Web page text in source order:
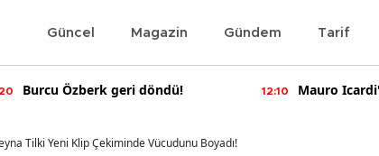
Güncel Magazin Gündem Tarif
Burcu Özberk geri döndü! 12:10
Mauro
Tilki Yeni Klip Çekiminde Vücudunu Boyadı!